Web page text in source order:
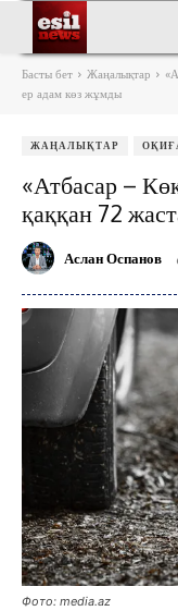
Басты бет Жаңалықтар
ер адам көз жұмды
ЖАҢАЛЫҚТАР
«Атбасар –
қаққан 72
Аслан Оспанов
Фото: media.az